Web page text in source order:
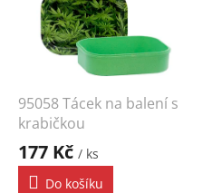
95058 Tácek na balení s
krabičkou
177 Kč / ks
Do košíku